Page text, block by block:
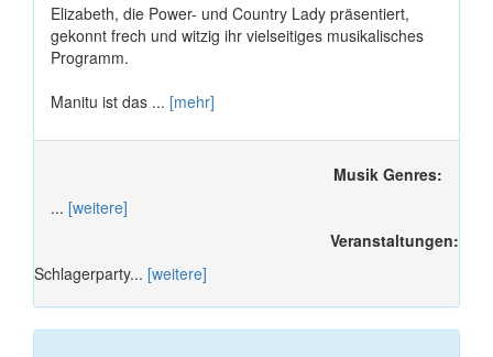
Elizabeth, die Power- und Country Lady präsentiert,
gekonnt frech und witzig ihr vielseitiges musikalisches
Programm.
Manitu ist das ... [mehr]
Musik Genres:
... [weitere]
Veranstaltungen:
Schlagerparty... [weitere]